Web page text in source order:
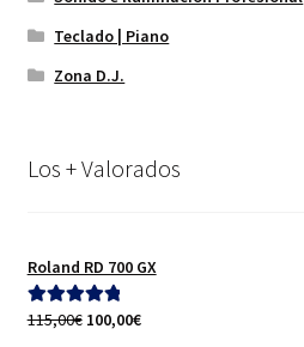
Teclado | Piano
Zona D.J.
Los + Valorados
Roland RD 700 GX
Valorado con
115,00€ El
100,00€El